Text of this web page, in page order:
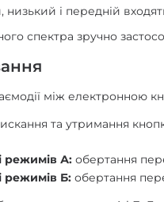
і передній
спектра зручно
між електронною
та утримання
режимів А: обертання
режимів Б: обертання